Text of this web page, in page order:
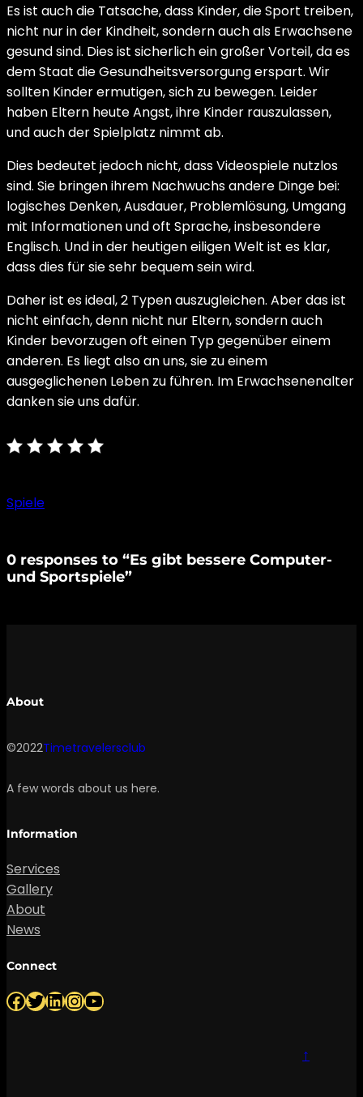
Es ist auch die Tatsache, dass Kinder, die Sport treiben,
nicht nur in der Kindheit, sondern auch als Erwachsene
gesund sind. Dies ist sicherlich ein großer Vorteil, da es
dem Staat die Gesundheitsversorgung erspart. Wir
sollten Kinder ermutigen, sich zu bewegen. Leider
haben Eltern heute Angst, ihre Kinder rauszulassen,
und auch der Spielplatz nimmt ab.
Dies bedeutet jedoch nicht, dass Videospiele nutzlos
sind. Sie bringen ihrem Nachwuchs andere Dinge bei:
logisches Denken, Ausdauer, Problemlösung, Umgang
mit Informationen und oft Sprache, insbesondere
Englisch. Und in der heutigen eiligen Welt ist es klar,
dass dies für sie sehr bequem sein wird.
Daher ist es ideal, 2 Typen auszugleichen. Aber das ist
nicht einfach, denn nicht nur Eltern, sondern auch
Kinder bevorzugen oft einen Typ gegenüber einem
anderen. Es liegt also an uns, sie zu einem
ausgeglichenen Leben zu führen. Im Erwachsenenalter
danken sie uns dafür.
Spiele
0 responses to “Es gibt bessere Computer-
und Sportspiele”
About
©2022Timetravelersclub
A few words about us here.
Information
Services
Gallery
About
News
Connect
Facebook Twitter LinkedIn InstagramYouTube
↑